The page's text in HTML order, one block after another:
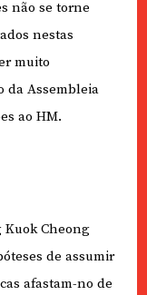
não se torne
nestas
muito
da Assembleia
ao HM.
Kuok Cheong
de assumir
afastam-no de